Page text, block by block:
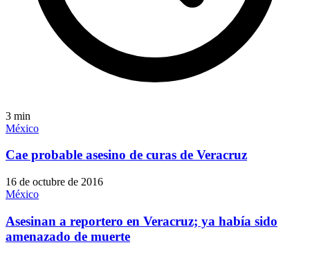
3 min
México
Cae probable asesino de curas de Veracruz
16 de octubre de 2016
México
Asesinan a reportero en Veracruz; ya había sido
amenazado de muerte